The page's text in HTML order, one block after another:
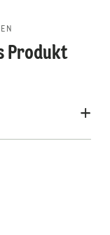
Produkt